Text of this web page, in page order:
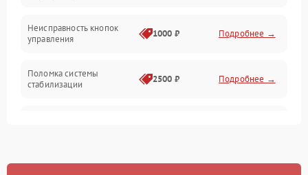
Неисправность кнопок
управления
1000 ₽ Подробнее →
Поломка системы
стабилизации
2500 ₽ Подробнее →
Неисправность системы